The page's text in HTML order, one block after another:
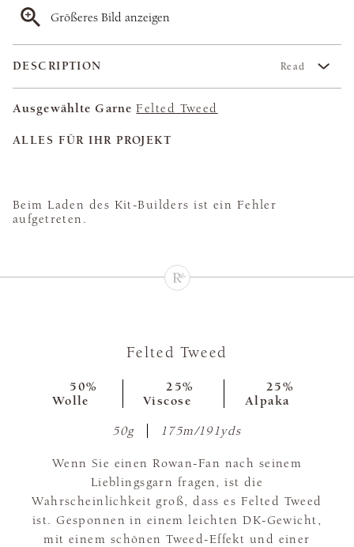
Größeres Bild anzeigen
DESCRIPTION Read
Ausgewählte Garne Felted Tweed
ALLES FÜR IHR PROJEKT
Beim Laden des Kit-Builders ist ein Fehler
aufgetreten.
Felted Tweed
50%
Wolle
25%
Viscose
25%
Alpaka
50g 175m/191yds
Wenn Sie einen Rowan-Fan nach seinem
Lieblingsgarn fragen, ist die
Wahrscheinlichkeit groß, dass es Felted Tweed
ist. Gesponnen in einem leichten DK-Gewicht,
mit einem schönen Tweed-Effekt und einer